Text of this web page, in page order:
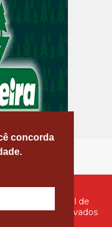
concorda
- O seu Portal de
os direitos reservados